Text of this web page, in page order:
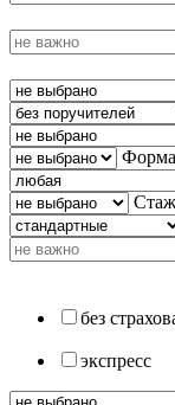
Стаж
без
экспресс